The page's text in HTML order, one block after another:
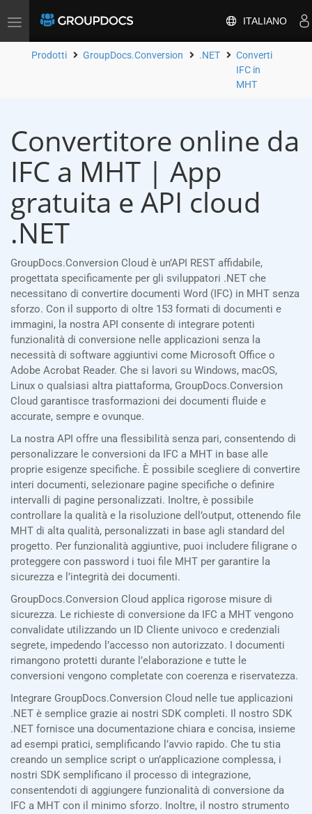
Attiva/disattiva
navigazione
ITALIANO
Prodotti GroupDocs.Conversion .NET
Converti
IFC in
MHT
Convertitore online da
IFC a MHT | App
gratuita e API cloud
.NET
GroupDocs.Conversion Cloud è un’API REST affidabile,
progettata specificamente per gli sviluppatori .NET che
necessitano di convertire documenti Word (IFC) in MHT senza
sforzo. Con il supporto di oltre 153 formati di documenti e
immagini, la nostra API consente di integrare potenti
funzionalità di conversione nelle applicazioni senza la
necessità di software aggiuntivi come Microsoft Office o
Adobe Acrobat Reader. Che si lavori su Windows, macOS,
Linux o qualsiasi altra piattaforma, GroupDocs.Conversion
Cloud garantisce trasformazioni dei documenti fluide e
accurate, sempre e ovunque.
La nostra API offre una flessibilità senza pari, consentendo di
personalizzare le conversioni da IFC a MHT in base alle
proprie esigenze specifiche. È possibile scegliere di convertire
interi documenti, selezionare pagine specifiche o definire
intervalli di pagine personalizzati. Inoltre, è possibile
controllare la qualità e la risoluzione dell’output, ottenendo file
MHT di alta qualità, personalizzati in base agli standard del
progetto. Per funzionalità aggiuntive, puoi includere filigrane o
proteggere con password i tuoi file MHT per garantire la
sicurezza e l’integrità dei documenti.
GroupDocs.Conversion Cloud applica rigorose misure di
sicurezza. Le richieste di conversione da IFC a MHT vengono
convalidate utilizzando un ID Cliente univoco e credenziali
segrete, impedendo l’accesso non autorizzato. I documenti
rimangono protetti durante l’elaborazione e tutte le
conversioni vengono completate con coerenza e riservatezza.
Integrare GroupDocs.Conversion Cloud nelle tue applicazioni
.NET è semplice grazie ai nostri SDK completi. Il nostro SDK
.NET fornisce una documentazione chiara e concisa, insieme
ad esempi pratici, semplificando l’avvio rapido. Che tu stia
creando un semplice script o un’applicazione complessa, i
nostri SDK semplificano il processo di integrazione,
consentendoti di aggiungere funzionalità di conversione da
IFC a MHT con il minimo sforzo. Inoltre, il nostro strumento